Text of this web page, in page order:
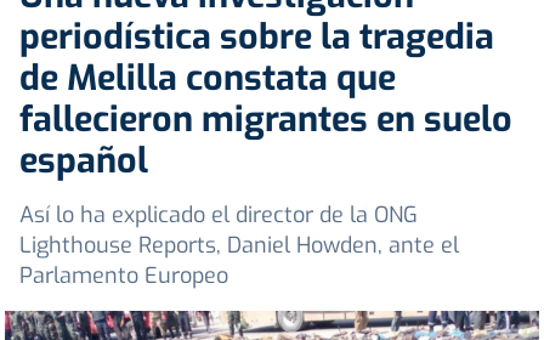
periodística sobre la tragedia
de Melilla constata que
fallecieron migrantes en suelo
español
Así lo ha explicado el director de la ONG
Lighthouse Reports, Daniel Howden, ante el
Parlamento Europeo